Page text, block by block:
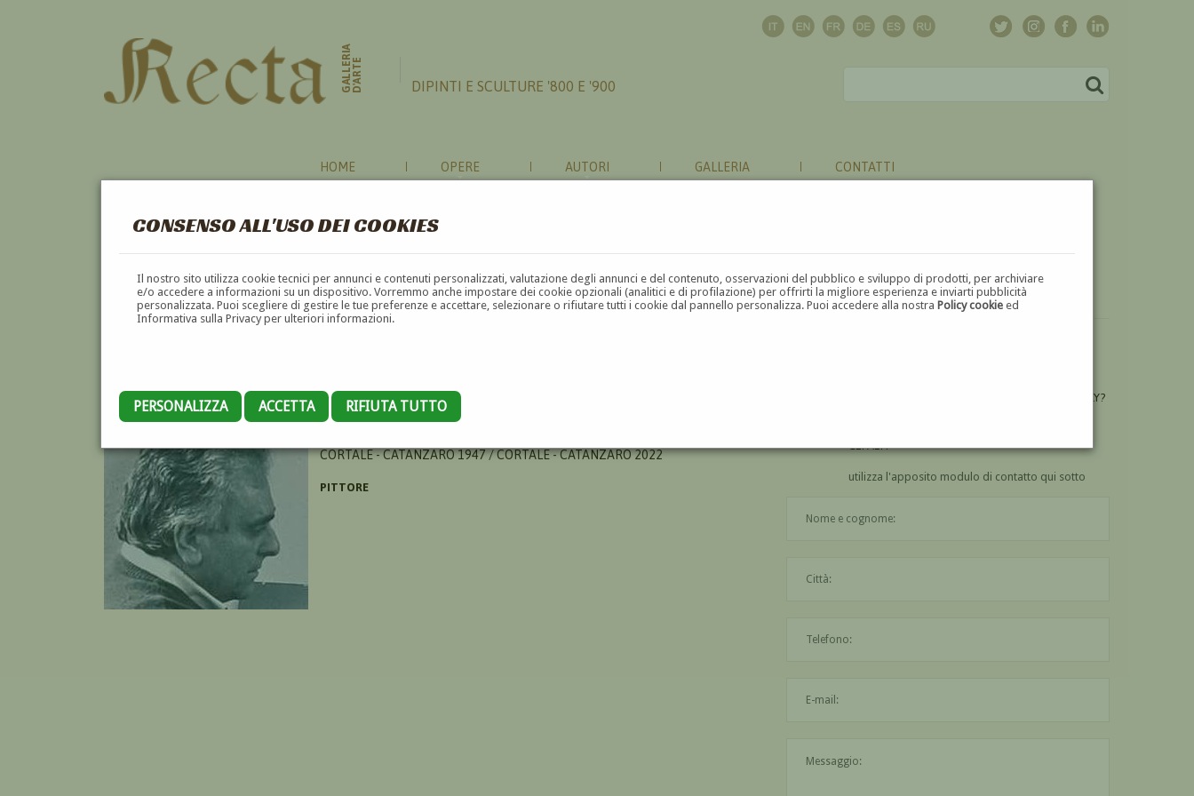
CONSENSO ALL'USO DEI COOKIES
Il nostro sito utilizza cookie tecnici per annunci e contenuti personalizzati, valutazione degli annunci e del contenuto, osservazioni del pubblico e sviluppo di prodotti, per archiviare
e/o accedere a informazioni su un dispositivo. Vorremmo anche impostare dei cookie opzionali (analitici e di profilazione) per offrirti la migliore esperienza e inviarti pubblicità
personalizzata. Puoi scegliere di gestire le tue preferenze e accettare, selezionare o rifiutare tutti i cookie dal pannello personalizza. Puoi accedere alla nostraPolicy cookie ed
Informativa sulla Privacy per ulteriori informazioni.
PERSONALIZZA ACCETTA RIFIUTA TUTTO
GALLERIAD'ARTE DIPINTI E SCULTURE '800 E '900
HOME OPERE AUTORI GALLERIA CONTATTI
RAIMONDO CEFALY
CORTALE - CATANZARO 1947 / CORTALE - CATANZARO 2022
PITTORE
UN'OPERA DI RAIMONDO CEFALY?
CEFALY?
utilizza l'apposito modulo di contatto qui sotto